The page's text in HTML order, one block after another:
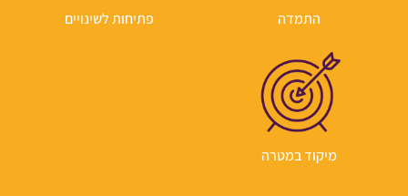
התמדה פתיחות לשינויים
מיקוד במטרה